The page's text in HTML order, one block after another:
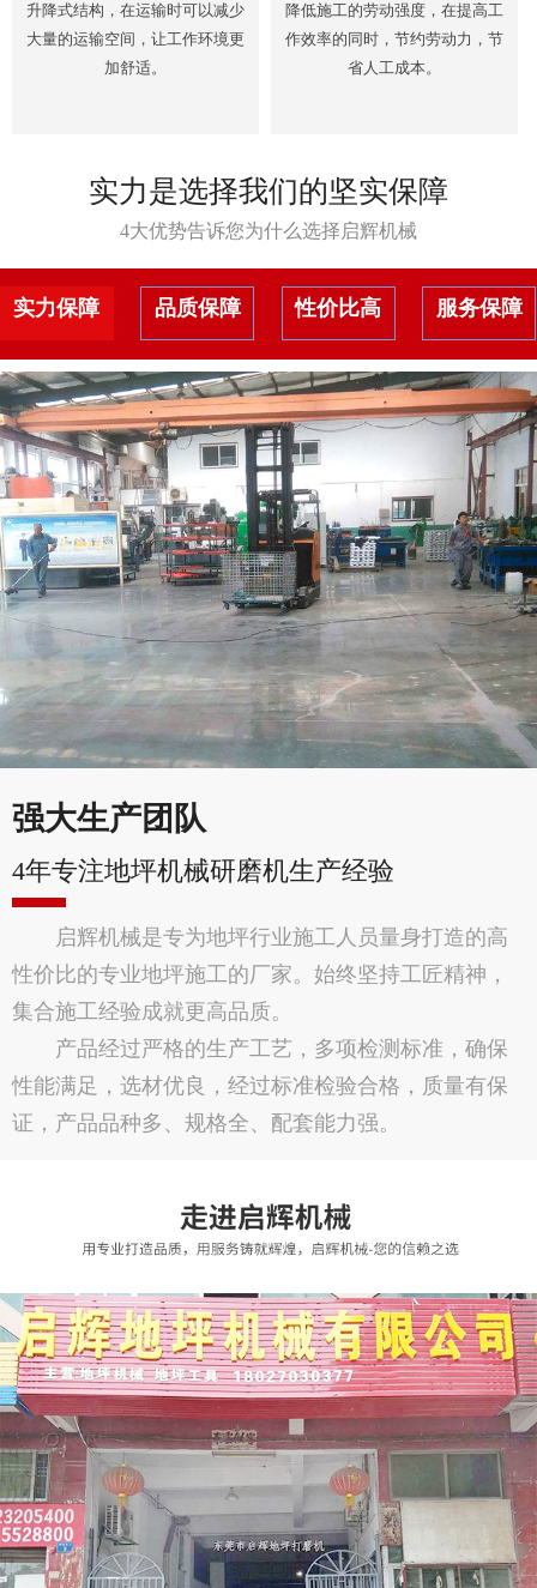
升降式结构，在运输时可以减少
大量的运输空间，让工作环境更
加舒适。
降低施工的劳动强度，在提高工
作效率的同时，节约劳动力，节
省人工成本。
实力是选择我们的坚实保障
4大优势告诉您为什么选择启辉机械
实力保障 品质保障 性价比高 服务保障
强大生产团队
4年专注地坪机械研磨机生产经验
启辉机械是专为地坪行业施工人员量身打造的高
性价比的专业地坪施工的厂家。始终坚持工匠精神，
集合施工经验成就更高品质。
产品经过严格的生产工艺，多项检测标准，确保
性能满足，选材优良，经过标准检验合格，质量有保
证，产品品种多、规格全、配套能力强。